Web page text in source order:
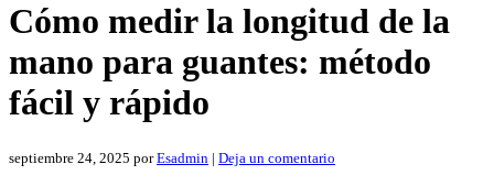
Cómo medir la longitud de la
mano para guantes: método
fácil y rápido
septiembre 24, 2025 porEsadmin | Deja un comentario